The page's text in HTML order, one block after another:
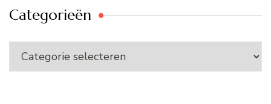
Categorieën
Categorieën